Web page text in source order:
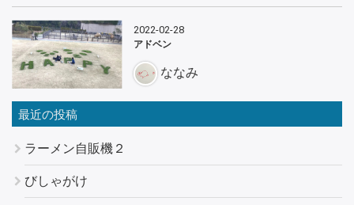
2022-02-28
アドベン
ななみ
最近の投稿
ラーメン自販機２
びしゃがけ